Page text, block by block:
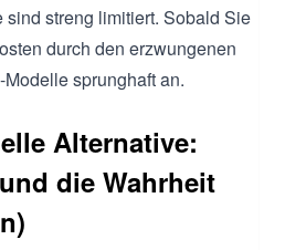
streng limitiert. Sobald Sie
durch den erzwungenen
sprunghaft an.
Alternative:
die Wahrheit